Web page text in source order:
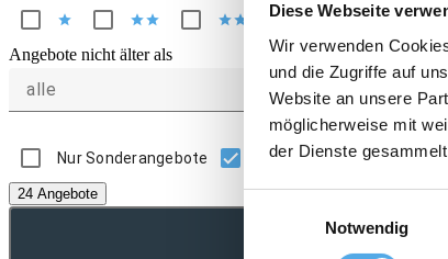
Diese Webseite
Wir verwenden
und die Zugriffe auf
Website an unsere
möglicherweise mit
der Dienste
Notwendig
star starstar starstar starstarstarstar
Angebote nicht älter als
alle
Nur Sonderangebote Nur Angebote mit Bild
24 Angebote